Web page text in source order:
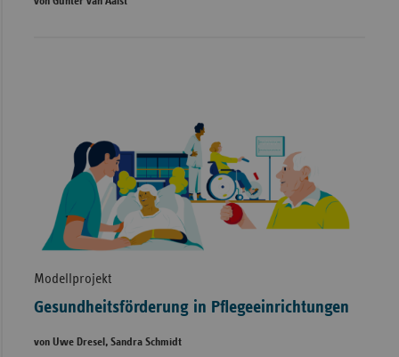
Modellprojekt
Gesundheitsförderung in Pflegeeinrichtungen
von Uwe Dresel, Sandra Schmidt